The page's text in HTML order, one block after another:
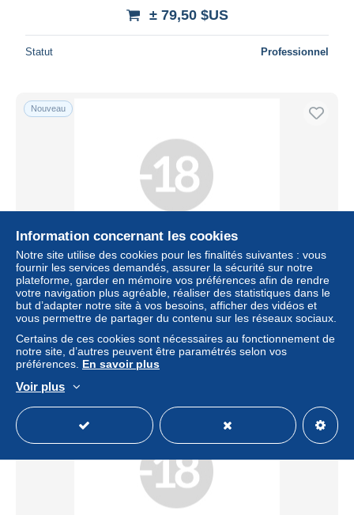
± 79,50 $US
Statut Professionnel
Nouveau
Livraison gratuite
Femme et son coffre de bijoux, Vintage albumen print,
ca.1880, stéréo
± 79,50 $US
Statut Professionnel
Information concernant les cookies
Notre site utilise des cookies pour les finalités suivantes : vous
fournir les services demandés, assurer la sécurité sur notre
plateforme, garder en mémoire vos préférences afin de rendre
votre navigation plus agréable, réaliser des statistiques dans le
but d’adapter notre site à vos besoins, afficher des vidéos et
vous permettre de partager du contenu sur les réseaux sociaux.
Certains de ces cookies sont nécessaires au fonctionnement de
notre site, d’autres peuvent être paramétrés selon vos
préférences. En savoir plus
Voir plus